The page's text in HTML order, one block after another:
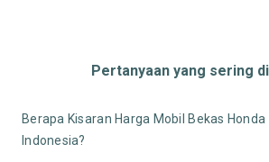
Pertanyaan yang sering
Berapa Kisaran Harga Mobil Bekas Honda
Indonesia?